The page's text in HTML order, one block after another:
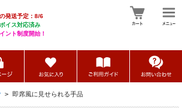
発送予定：8/6
イス対応済み
ント制度開始！
> 即席風に見せられる手品